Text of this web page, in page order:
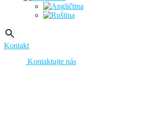
Kontakt
Kontaktujte nás